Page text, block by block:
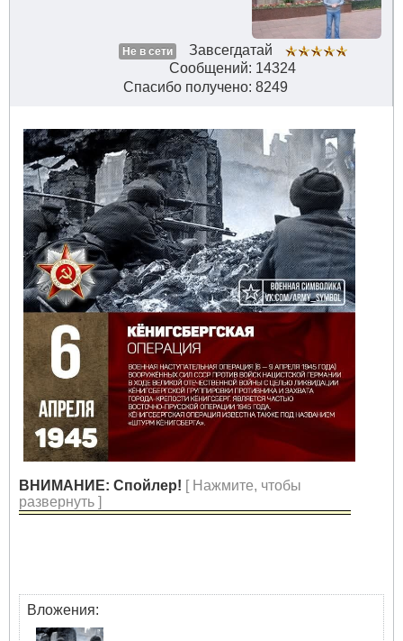
Не в сети
Завсегдатай
Сообщений: 14324
Спасибо получено: 8249
ВНИМАНИЕ: Спойлер! [ Нажмите, чтобы
развернуть ]
Вложения: